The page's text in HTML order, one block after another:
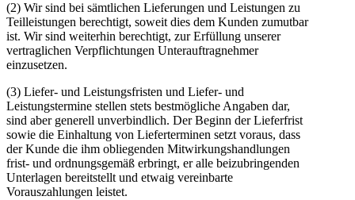
(2) Wir sind bei sämtlichen Lieferungen und Leistungen zu
Teilleistungen berechtigt, soweit dies dem Kunden zumutbar
ist. Wir sind weiterhin berechtigt, zur Erfüllung unserer
vertraglichen Verpflichtungen Unterauftragnehmer
einzusetzen.
(3) Liefer- und Leistungsfristen und Liefer- und
Leistungstermine stellen stets bestmögliche Angaben dar,
sind aber generell unverbindlich. Der Beginn der Lieferfrist
sowie die Einhaltung von Lieferterminen setzt voraus, dass
der Kunde die ihm obliegenden Mitwirkungshandlungen
frist- und ordnungsgemäß erbringt, er alle beizubringenden
Unterlagen bereitstellt und etwaig vereinbarte
Vorauszahlungen leistet.